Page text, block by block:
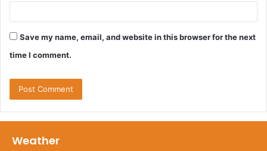
Save my name, email, and website in this browser for the next
time I comment.
Weather